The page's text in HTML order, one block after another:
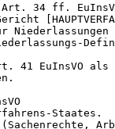
Art. 34 ff.
Niederlassungen
41 EuInsVO als
Staates.